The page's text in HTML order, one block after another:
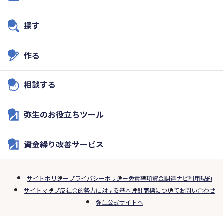
探す
作る
相談する
弥生のお役立ちツール
資金繰り改善サービス
サイトポリシープライバシーポリシー免責事項資金調達ナビ利用規約
サイトマップ反社会的勢力に対する基本方針商標についてお問い合わせ
弥生公式サイトへ